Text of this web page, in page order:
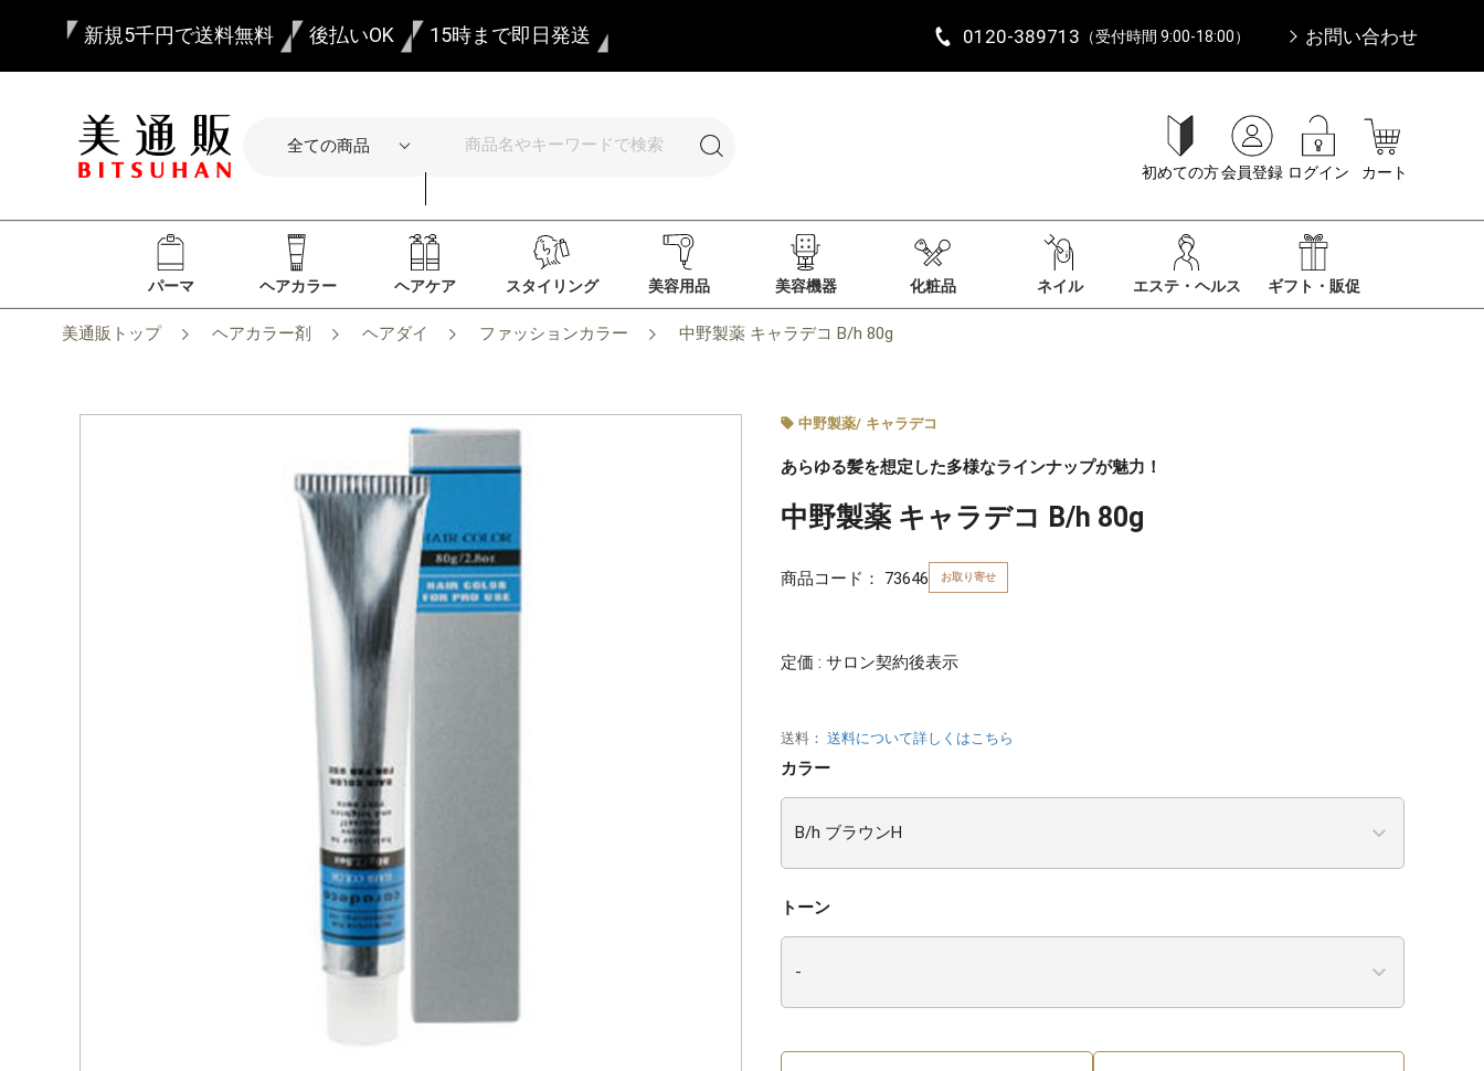
新規5千円で送料無料 後払いOK 15時まで即日発送 0120-389713 （受付時間 9:00-18:00） お問い合わせ
初めての方会員登録 ログイン カート
パーマ ヘアカラー ヘアケア スタイリング 美容用品 美容機器 化粧品 ネイル エステ・ヘルス ギフト・販促
美通販トップ ヘアカラー剤 ヘアダイ ファッションカラー 中野製薬 キャラデコ B/h 80g
中野製薬/ キャラデコ
あらゆる髪を想定した多様なラインナップが魅力！
中野製薬 キャラデコ B/h 80g
商品コード： 73646 お取り寄せ
定価 : サロン契約後表示
送料： 送料について詳しくはこちら
カラー
トーン